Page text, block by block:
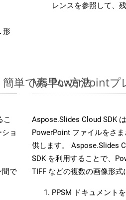
形
レンスを参照して、
単で素早い方法
こ
ョ
間で
MS PowerPointプ
Aspose.Slides Cloud SDK
PowerPoint ファイルをさ
供します。 Aspose.Slides
SDK を利用することで、
TIFF などの複数の画像形式
PPSM ドキュメント